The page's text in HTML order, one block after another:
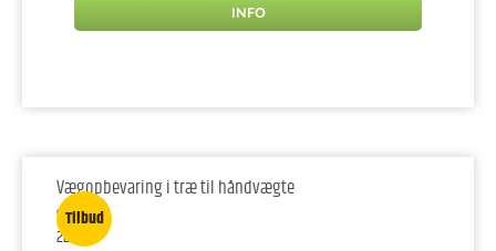
INFO
Tilbud
Vægopbevaring i træ til håndvægte
Sport Tec
22595